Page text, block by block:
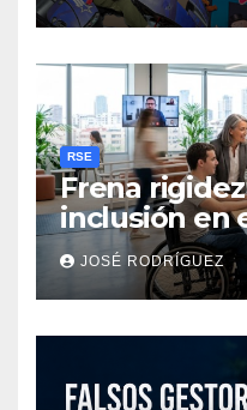
RSE
Frena
inclusión en
JOSÉ RODRÍGUEZ